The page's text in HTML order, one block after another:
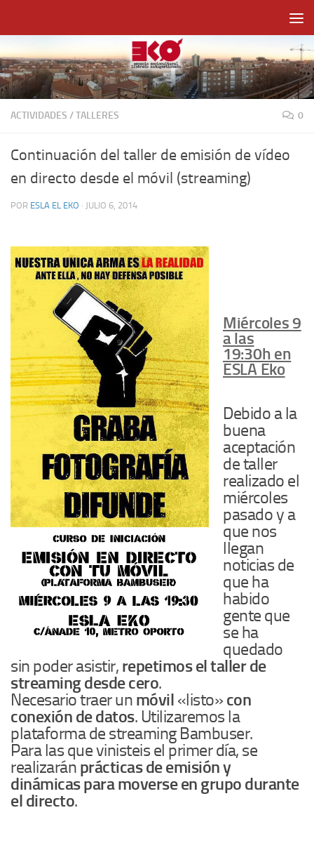
ACTIVIDADES /TALLERES 0
Continuación del taller de emisión de vídeo
en directo desde el móvil (streaming)
POR ESLA EL EKO · JULIO 6, 2014
Miércoles 9
a las
19:30h en
ESLA Eko
Debido a la
buena
aceptación
de taller
realizado el
miércoles
pasado y a
que nos
llegan
noticias de
que ha
habido
gente que
se ha
quedado
sin poder asistir, repetimos el taller de
streaming desde cero.
Necesario traer un móvil «listo» con
conexión de datos. Utilizaremos la
plataforma de streaming Bambuser.
Para las que vinisteis el primer día, se
realizarán prácticas de emisión y
dinámicas para moverse en grupo durante
el directo.